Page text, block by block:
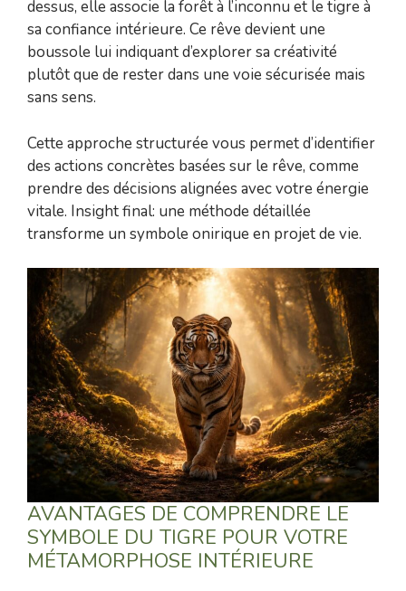
dessus, elle associe la forêt à l’inconnu et le tigre à
sa confiance intérieure. Ce rêve devient une
boussole lui indiquant d’explorer sa créativité
plutôt que de rester dans une voie sécurisée mais
sans sens.
Cette approche structurée vous permet d’identifier
des actions concrètes basées sur le rêve, comme
prendre des décisions alignées avec votre énergie
vitale. Insight final: une méthode détaillée
transforme un symbole onirique en projet de vie.
AVANTAGES DE COMPRENDRE LE
SYMBOLE DU TIGRE POUR VOTRE
MÉTAMORPHOSE INTÉRIEURE